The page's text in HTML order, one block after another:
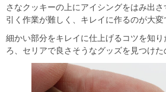
さなクッキーの上にアイシングをはみ出
引く作業が難しく、キレイに作るのが大変
細かい部分をキレイに仕上げるコツを知り
ろ、セリアで良さそうなグッズを見つけた